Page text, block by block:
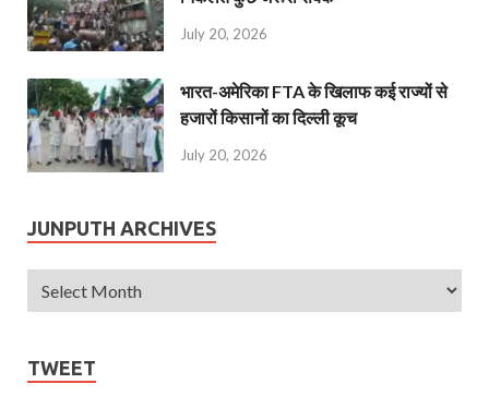
July 20, 2026
भारत-अमेरिका FTA के खिलाफ कई राज्यों से
हजारों किसानों का दिल्ली कूच
July 20, 2026
JUNPUTH ARCHIVES
TWEET